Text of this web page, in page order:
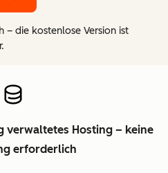
die kostenlose Version ist
verwaltetes Hosting – keine
erforderlich